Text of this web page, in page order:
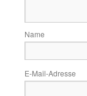
Name
E-Mail-Adresse